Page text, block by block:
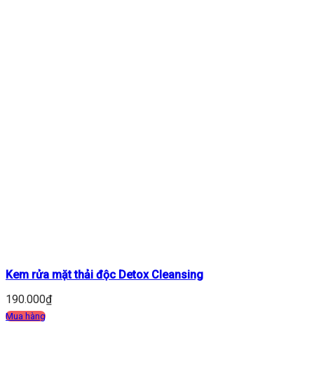
Kem rửa mặt thải độc Detox Cleansing
190.000₫
Mua hàng